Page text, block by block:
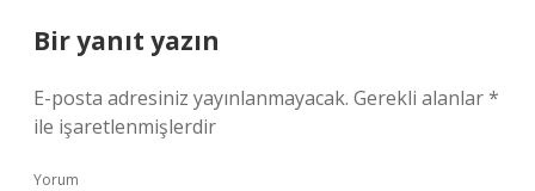
Bir yanıt yazın
E-posta adresiniz yayınlanmayacak. Gerekli alanlar*
ile işaretlenmişlerdir
Yorum